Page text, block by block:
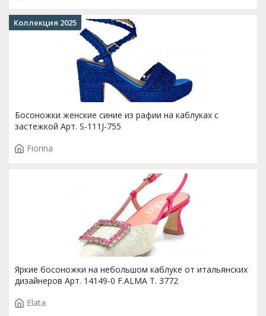
Босоножки женские синие из рафии на каблуках с
застежкой Арт. S-111J-755
Fiorina
Коллекция 2025
Яркие босоножки на небольшом каблуке от итальянских
дизайнеров Арт. 14149-0 F.ALMA T. 3772
Elata